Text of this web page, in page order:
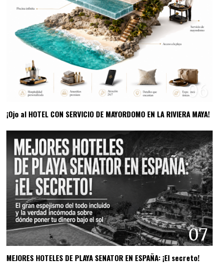
06
¡Ojo al HOTEL CON SERVICIO DE MAYORDOMO EN LA RIVIERA MAYA!
07
MEJORES HOTELES DE PLAYA SENATOR EN ESPAÑA: ¡El secreto!